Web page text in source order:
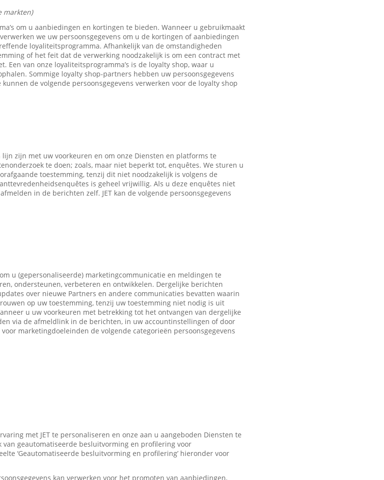
markten)
om u aanbiedingen en kortingen te bieden. Wanneer u gebruikmaakt
we uw persoonsgegevens om u de kortingen of aanbiedingen
loyaliteitsprogramma. Afhankelijk van de omstandigheden
of het feit dat de verwerking noodzakelijk is om een contract met
Een van onze loyaliteitsprogramma’s is de loyalty shop, waar u
Sommige loyalty shop-partners hebben uw persoonsgegevens
de volgende persoonsgegevens verwerken voor de loyalty shop
zijn met uw voorkeuren en om onze Diensten en platforms te
te doen; zoals, maar niet beperkt tot, enquêtes. We sturen u
toestemming, tenzij dit niet noodzakelijk is volgens de
is geheel vrijwillig. Als u deze enquêtes niet
in de berichten zelf. JET kan de volgende persoonsgegevens
u (gepersonaliseerde) marketingcommunicatie en meldingen te
ondersteunen, verbeteren en ontwikkelen. Dergelijke berichten
over nieuwe Partners en andere communicaties bevatten waarin
op uw toestemming, tenzij uw toestemming niet nodig is uit
u uw voorkeuren met betrekking tot het ontvangen van dergelijke
via de afmeldlink in de berichten, in uw accountinstellingen of door
marketingdoeleinden de volgende categorieën persoonsgegevens
met JET te personaliseren en onze aan u aangeboden Diensten te
geautomatiseerde besluitvorming en profilering voor
‘Geautomatiseerde besluitvorming en profilering’ hieronder voor
kan verwerken voor het promoten van aanbiedingen,